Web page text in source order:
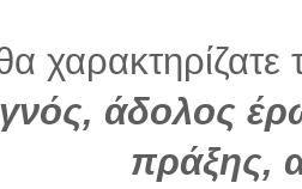
χαρακτηρίζατε
άδολος
πράξης,